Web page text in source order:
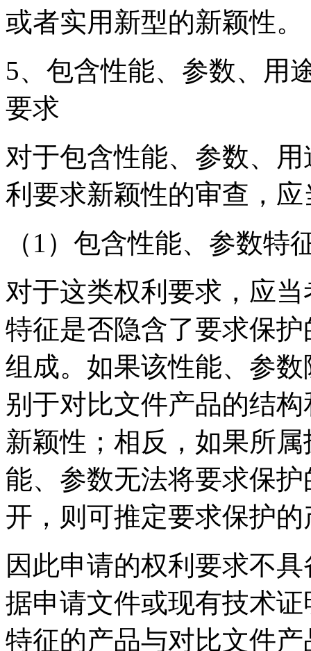
或者实用新型的新颖性。
5、包含性能、参数、用
要求
对于包含性能、参数、
利要求新颖性的审查，
（1）包含性能、参数特
对于这类权利要求，应
特征是否隐含了要求保
组成。如果该性能、参
别于对比文件产品的结
新颖性；相反，如果所
能、参数无法将要求保
开，则可推定要求保护
因此申请的权利要求不
据申请文件或现有技术
特征的产品与对比文件